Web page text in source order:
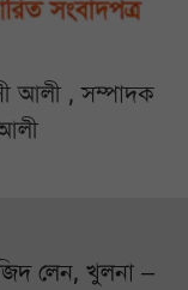
আলী , সম্পাদক
লেন, খুলনা –